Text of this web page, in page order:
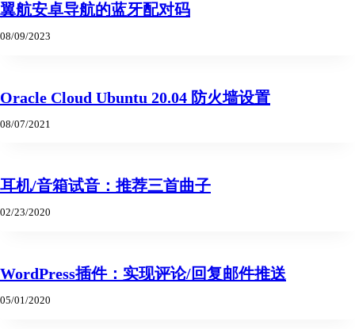
翼航安卓导航的蓝牙配对码
08/09/2023
Oracle Cloud Ubuntu 20.04 防火墙设置
08/07/2021
耳机/音箱试音：推荐三首曲子
02/23/2020
WordPress插件：实现评论/回复邮件推送
05/01/2020